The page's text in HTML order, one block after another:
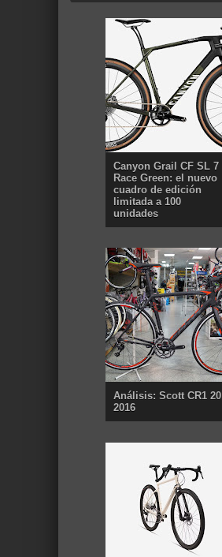
Canyon Grail CF SL 7
Race Green: el nuevo
cuadro de edición
limitada a 100
unidades
Análisis: Scott CR1 20
2016